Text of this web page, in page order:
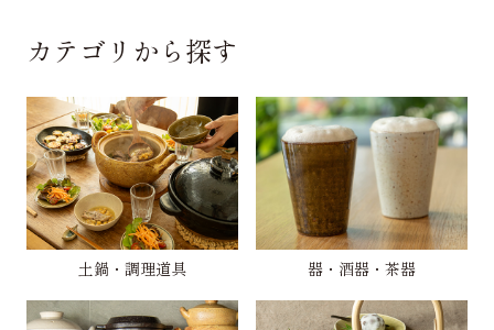
カテゴリから探す
土鍋・調理道具 器・酒器・茶器